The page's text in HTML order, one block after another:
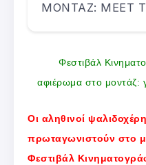
ΜΟΝΤΑΖ: MEET
Φεστιβάλ
αφιέρωμα στο μοντάζ:
Οι αληθινοί
πρωταγωνιστούν στο
Φεστιβάλ